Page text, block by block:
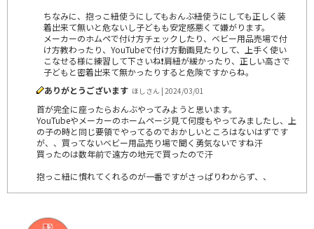
ちなみに、抱っこ紐使うにしてもおんぶ紐使うにしても正しく装
着出来て無いと危ないし子どもも安定感悪くて嫌がります。
メーカーのホムペで付け方チェックしたり、ベビー用品売場で付
け方教わったり、YouTubeで付け方動画見たりして、上手く使い
こなせる様に練習して下さいね❗肩紐が緩かったり、正しい高さで
子どもと密着出来て無かったりすると危険ですからね。
ありがとうございます ほしさん | 2024/03/01
首が完全に座ったらおんぶやってみようと思います。
YouTubeやメーカーのホームページ見て何度もやってみましたし、上
の子の時と同じ要領でやってるのでおかしいところはないはずです
が、、買ってないベビー用品売り場で聞く勇気ないですね汗
買ったのは数年前で遠方の地元で買ったので汗
抱っこ紐に慣れてくれるのが一番ですがさっぱりわからず、、